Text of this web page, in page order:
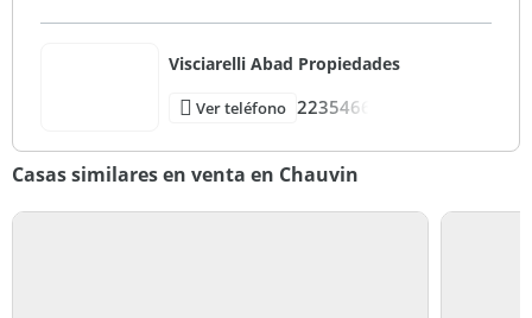
Visciarelli Abad Propiedades
Ver teléfono 2235466
Casas similares en venta en Chauvin